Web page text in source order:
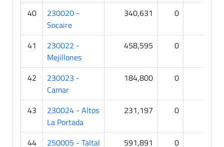
40
230020 -
Socaire
340,631 0
41
230022 -
Mejillones
458,595 0
42
230023 -
Camar
184,800 0
43
230024 - Altos
La Portada
231,197 0
44 250005 - Taltal 591,891 0